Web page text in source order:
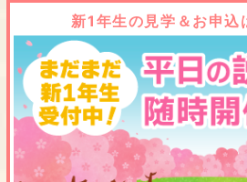
新1年生の見学＆お申込